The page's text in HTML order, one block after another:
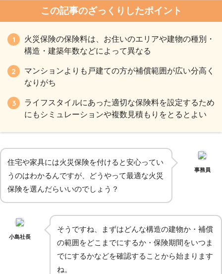
この記事のざっくりしたポイント
火災保険の保険料は、お住いのエリアや建物の種別・
構造・建築年数などによって異なる
マンションよりも戸建ての方が補償範囲が広い分高く
なりがち
ライフスタイルにあった適切な保険料を設定するため
にもシミュレーションや複数見積もりをとるとよい
住宅や家具には火災保険を付けると安心ってい
うのはわかるんですが、どうやって最適な火災
保険を選んだらいいのでしょう？
事務員
小島社長
そうですね、まずはどんな構造の建物か・補償
の範囲をどこまでにするか・保険期間をいつま
でにするかなどを確認することから始まります
ね。